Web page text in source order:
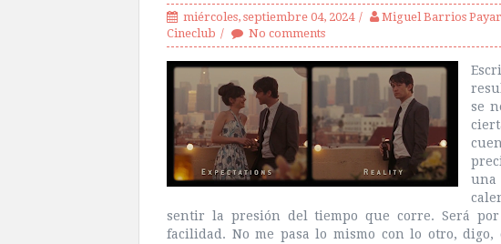
miércoles, septiembre 04, 2024 Miguel Barrios
Cineclub
No comments
se
sentir la presión del tiempo que corre. Será
facilidad. No me pasa lo mismo con lo otro,